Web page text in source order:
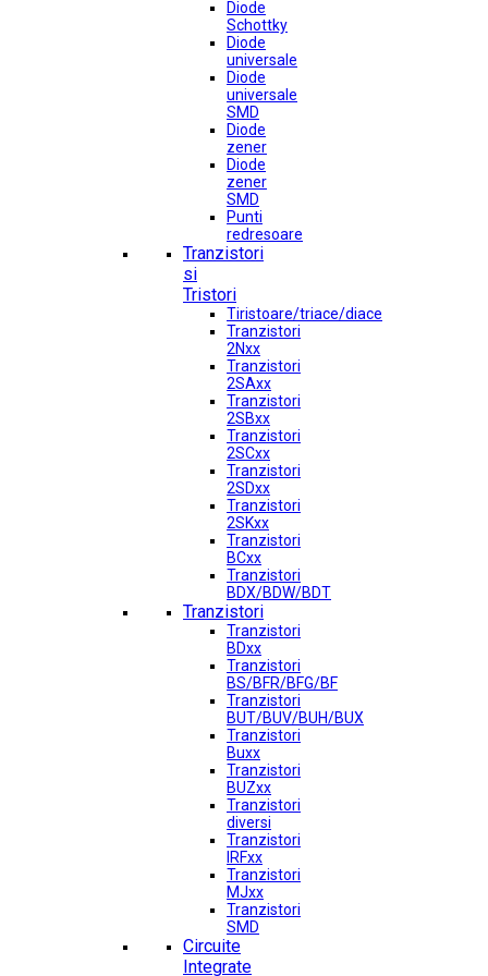
Diode
Schottky
Diode
universale
Diode
universale
SMD
Diode
zener
Diode
zener
SMD
Punti
redresoare
Tranzistori
si
Tristori
Tiristoare/triace/diace
Tranzistori
2Nxx
Tranzistori
2SAxx
Tranzistori
2SBxx
Tranzistori
2SCxx
Tranzistori
2SDxx
Tranzistori
2SKxx
Tranzistori
BCxx
Tranzistori
BDX/BDW/BDT
Tranzistori
Tranzistori
BDxx
Tranzistori
BS/BFR/BFG/BF
Tranzistori
BUT/BUV/BUH/BUX
Tranzistori
Buxx
Tranzistori
BUZxx
Tranzistori
diversi
Tranzistori
IRFxx
Tranzistori
MJxx
Tranzistori
SMD
Circuite
Integrate